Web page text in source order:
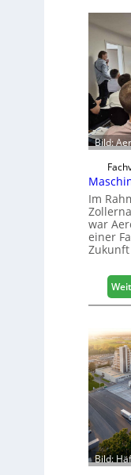
Bild:
Im
war
einer
Bild: